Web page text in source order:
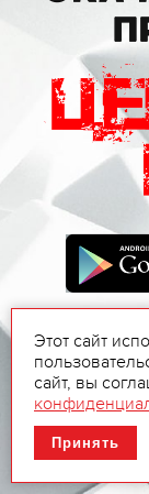
Этот сайт
сайт, вы
Принять